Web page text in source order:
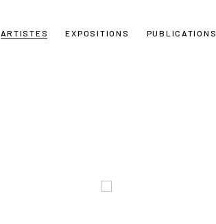
ARTISTES EXPOSITIONS PUBLICATIONS